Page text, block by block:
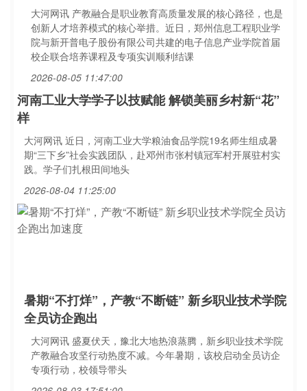
大河网讯 产教融合是职业教育高质量发展的核心路径，也是
创新人才培养模式的核心举措。近日，郑州信息工程职业学
院与新开普电子股份有限公司共建的电子信息产业学院首届
校企联合培养课程及专项实训顺利结课
2026-08-05 11:47:00
河南工业大学学子以技赋能 解锁美丽乡村新“花”
样
大河网讯 近日，河南工业大学粮油食品学院19名师生组成暑
期“三下乡”社会实践团队，赴邓州市张村镇冠军村开展驻村实
践。学子们扎根田间地头
2026-08-04 11:25:00
暑期“不打烊”，产教“不断链” 新乡职业技术学院
全员访企跑出
大河网讯 盛夏伏天，豫北大地热浪蒸腾，新乡职业技术学院
产教融合攻坚行动热度不减。今年暑期，该校启动全员访企
专项行动，校领导带头